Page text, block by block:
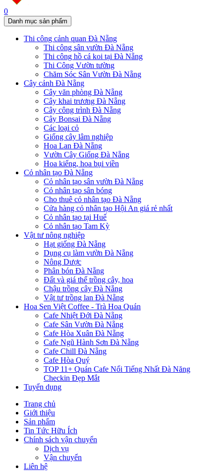
0
Danh mục sản phẩm
Thi công cảnh quan Đà Nẵng
Thi công sân vườn Đà Nẵng
Thi công hồ cá koi tại Đà Nẵng
Thi Công Vườn tường
Chăm Sóc Sân Vườn Đà Nẵng
Cây cảnh Đà Nẵng
Cây văn phòng Đà Nẵng
Cây khai trương Đà Nẵng
Cây công trình Đà Nẵng
Cây Bonsai Đà Nẵng
Các loại cỏ
Giống cây lâm nghiệp
Hoa Lan Đà Nẵng
Vườn Cây Giống Đà Nẵng
Hoa kiểng, hoa bụi viền
Cỏ nhân tạo Đà Nẵng
Cỏ nhân tạo sân vườn Đà Nẵng
Cỏ nhân tạo sân bóng
Cho thuê cỏ nhân tạo Đà Nẵng
Cửa hàng cỏ nhân tạo Hội An giá rẻ nhất
Cỏ nhân tạo tại Huế
Cỏ nhân tạo Tam Kỳ
Vật tư nông nghiệp
Hạt giống Đà Nẵng
Dụng cụ làm vườn Đà Nẵng
Nông Dược
Phân bón Đà Nẵng
Đất và giá thể trồng cây, hoa
Chậu trồng cây Đà Nẵng
Vật tư trồng lan Đà Nẵng
Hoa Sen Việt Coffee - Trà Hoa Quán
Cafe Nhiệt Đới Đà Nẵng
Cafe Sân Vườn Đà Nẵng
Cafe Hòa Xuân Đà Nẵng
Cafe Ngũ Hành Sơn Đà Nẵng
Cafe Chill Đà Nẵng
Cafe Hòa Quý
TOP 11+ Quán Cafe Nổi Tiếng Nhất Đà Năng
Checkin Đẹp Mắt
Tuyển dụng
Trang chủ
Giới thiệu
Sản phẩm
Tin Tức Hữu Ích
Chính sách vận chuyển
Dịch vụ
Vận chuyển
Liên hệ